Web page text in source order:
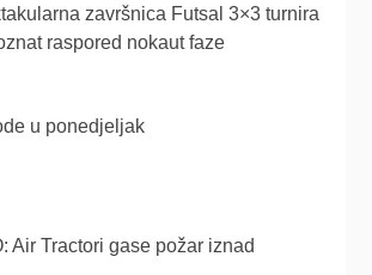
završnica Futsal 3×3 turnira
raspored nokaut faze
u ponedjeljak
Air Tractori gase požar iznad